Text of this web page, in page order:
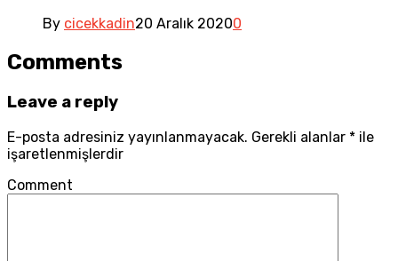
By cicekkadin20 Aralık 20200
Comments
Leave a reply
E-posta adresiniz yayınlanmayacak. Gerekli alanlar * ile
işaretlenmişlerdir
Comment